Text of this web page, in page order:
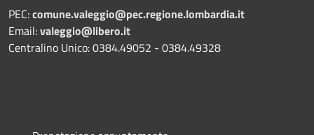
PEC:comune.valeggio@pec.regione.lombardia.it
Email:valeggio@libero.it
Centralino Unico: 0384.49052 - 0384.49328